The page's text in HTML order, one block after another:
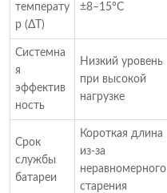
температу
р (ΔT)
±8–15°C
Системна
я
эффектив
ность
Низкий уровень
при высокой
нагрузке
Срок
службы
батареи
Короткая длина
из-за
неравномерного
старения